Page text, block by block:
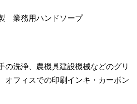
業務用ハンドソープ
の洗浄、農機具建設機械などのグリ
オフィスでの印刷インキ・カーボン